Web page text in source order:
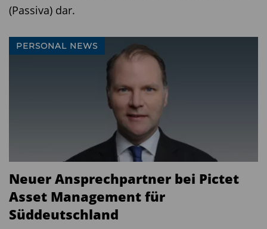
(Passiva) dar.
PERSONAL NEWS
Neuer Ansprechpartner bei Pictet
Asset Management für
Süddeutschland